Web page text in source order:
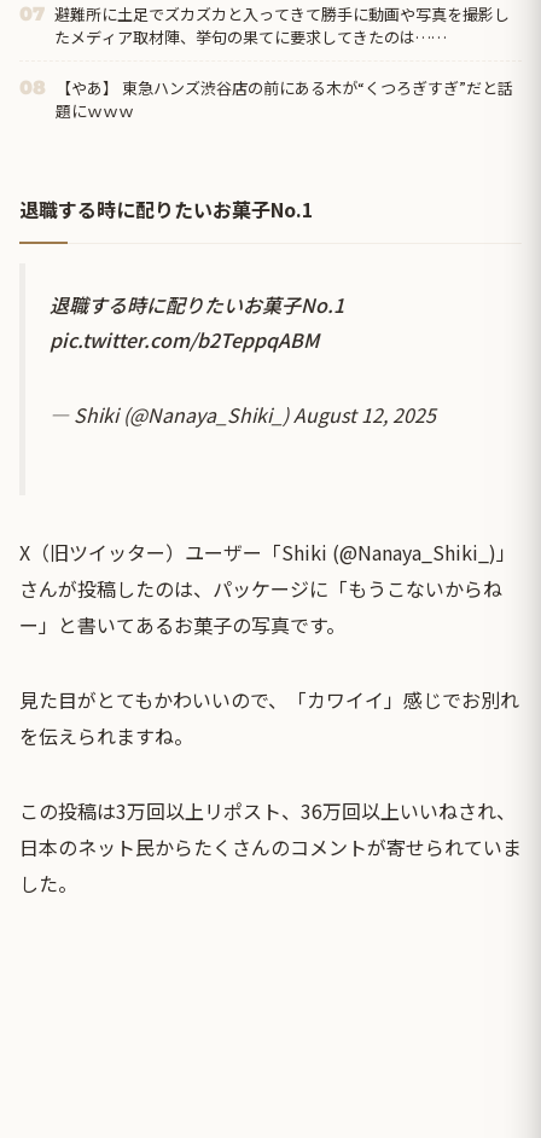
07 避難所に土足でズカズカと入ってきて勝手に動画や写真を撮影し
たメディア取材陣、挙句の果てに要求してきたのは……
08
【やあ】 東急ハンズ渋谷店の前にある木が“くつろぎすぎ”だと話
題にｗｗｗ
退職する時に配りたいお菓子No.1
退職する時に配りたいお菓子No.1
pic.twitter.com/b2TeppqABM
— Shiki (@Nanaya_Shiki_)August 12, 2025
X（旧ツイッター）ユーザー「Shiki (@Nanaya_Shiki_)」
さんが投稿したのは、パッケージに「もうこないからね
ー」と書いてあるお菓子の写真です。
見た目がとてもかわいいので、「カワイイ」感じでお別れ
を伝えられますね。
この投稿は3万回以上リポスト、36万回以上いいねされ、
日本のネット民からたくさんのコメントが寄せられていま
した。